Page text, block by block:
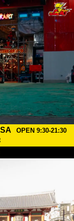
OPEN 9:30-21:30
Prezzo
FAQ